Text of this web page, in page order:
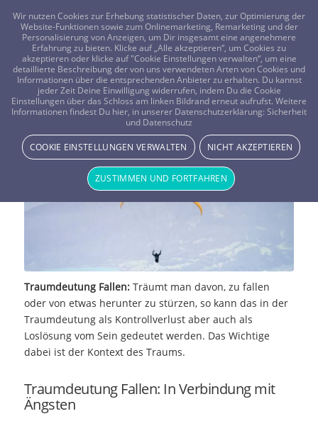
FRAGEN? KOSTENLOS ANRUFEN: 0800-8478266
Traumdeutung : Fallen
TRAUMWELT & BEDEUTUNG
Traumdeutung Fallen:Träumt man davon, zu fallen
oder von etwas herunter zu stürzen, so kann das in der
Traumdeutung als Kontrollverlust aber auch als
Loslösung vom Sein gedeutet werden. Das Wichtige
dabei ist der Kontext des Traums.
Traumdeutung Fallen: In Verbindung mit
Ängsten
Wir nutzen Cookies zur Erhebung statistischer Daten, zur Optimierung der
Website-Funktionen sowie zum Onlinemarketing, Remarketing und der
Personalisierung von Anzeigen, um Dir insgesamt eine angenehmere
Erfahrung zu bieten. Klicke auf „Alle akzeptieren“, um Cookies zu
akzeptieren oder klicke auf "Cookie Einstellungen verwalten“, um eine
detaillierte Beschreibung der von uns verwendeten Arten von Cookies und
Informationen über die entsprechenden Anbieter zu erhalten. Du kannst
jeder Zeit Deine Einwilligung widerrufen, indem Du die Cookie
Einstellungen über das Schloss am linken Bildrand erneut aufrufst. Weitere
Informationen findest Du hier, in unserer Datenschutzerklärung: Sicherheit
und Datenschutz
COOKIE EINSTELLUNGEN VERWALTEN NICHT AKZEPTIEREN
ZUSTIMMEN UND FORTFAHREN